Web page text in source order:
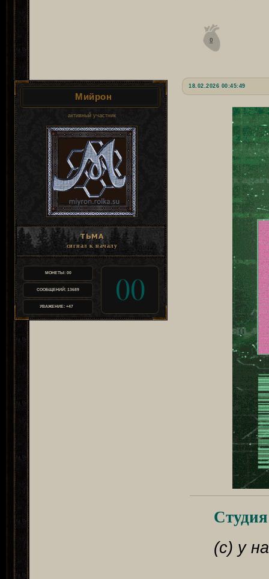
0
18.02.2026 00:45:49
Мийрон
активный участник
ТЬМА
сигнал к началу
МОНЕТЫ:00
СООБЩЕНИЙ: 13689
УВАЖЕНИЕ: +47 00
(с) у